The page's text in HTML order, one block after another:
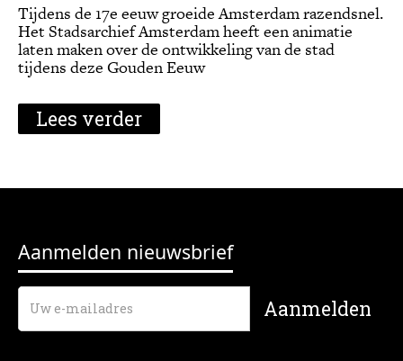
Tijdens de 17e eeuw groeide Amsterdam razendsnel.
Het Stadsarchief Amsterdam heeft een animatie
laten maken over de ontwikkeling van de stad
tijdens deze Gouden Eeuw
Lees verder
Aanmelden nieuwsbrief